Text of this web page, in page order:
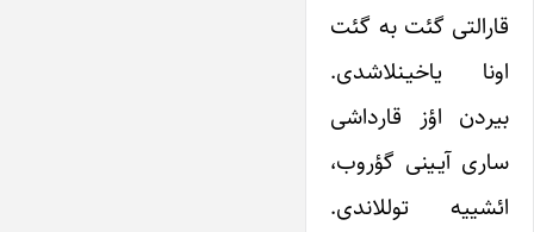
قارالتی گئت به گئت
اونا یاخیـنلاشدی.
بیردن اؤز قارداشی
ساری آیـینی گؤروب،
ائشییه توللاندی.